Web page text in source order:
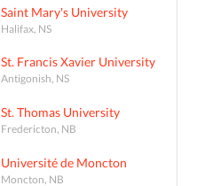
Saint Mary's University
Halifax, NS
St. Francis Xavier University
Antigonish, NS
St. Thomas University
Fredericton, NB
Université de Moncton
Moncton, NB